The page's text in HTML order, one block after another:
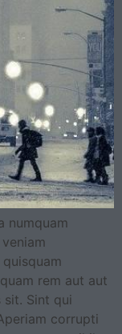
numquam
rem aut aut
Sint qui
corrupti